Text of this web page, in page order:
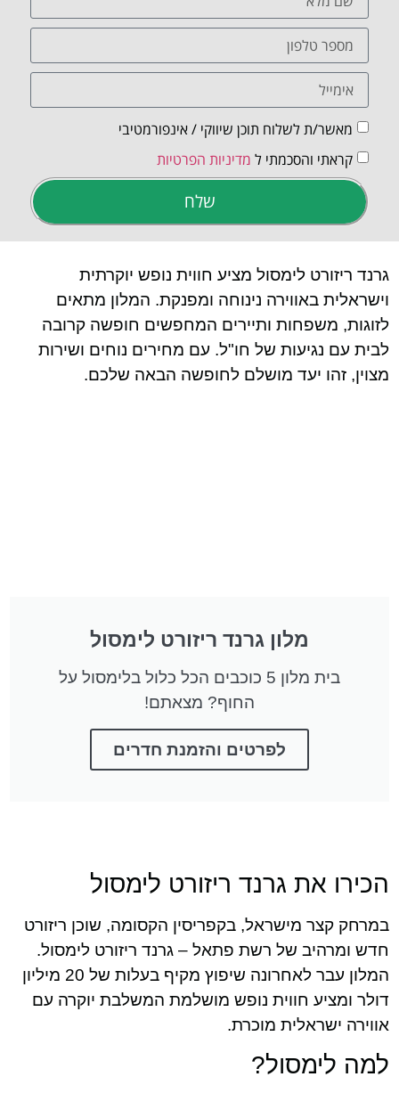
מאשר/ת לשלוח תוכן שיווקי / אינפורמטיבי
קראתי והסכמתי ל מדיניות הפרטיות
שלח
גרנד ריזורט לימסול מציע חווית נופש יוקרתית
וישראלית באווירה נינוחה ומפנקת. המלון מתאים
לזוגות, משפחות ותיירים המחפשים חופשה קרובה
לבית עם נגיעות של חו"ל. עם מחירים נוחים ושירות
מצוין, זהו יעד מושלם לחופשה הבאה שלכם.
מלון גרנד ריזורט לימסול
בית מלון 5 כוכבים הכל כלול בלימסול על
החוף? מצאתם!
לפרטים והזמנת חדרים
הכירו את גרנד ריזורט לימסול
במרחק קצר מישראל, בקפריסין הקסומה, שוכן ריזורט
חדש ומרהיב של רשת פתאל – גרנד ריזורט לימסול.
המלון עבר לאחרונה שיפוץ מקיף בעלות של 20 מיליון
דולר ומציע חווית נופש מושלמת המשלבת יוקרה עם
אווירה ישראלית מוכרת.
למה לימסול?